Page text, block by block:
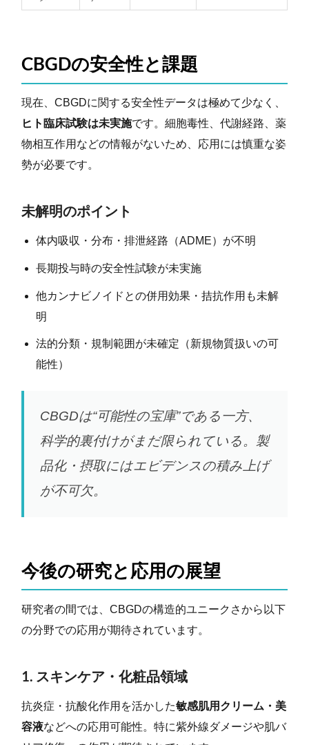
CBGDの安全性と課題
現在、CBGDに関する安全性データは極めて少なく、
ヒト臨床試験は未実施です。細胞毒性、代謝経路、薬
物相互作用などの情報がないため、応用には慎重な姿
勢が必要です。
未解明のポイント
体内吸収・分布・排泄経路（ADME）が不明
長期投与時の安全性試験が未実施
他カンナビノイドとの併用効果・拮抗作用も未解
明
法的分類・規制範囲が未確定（新規物質扱いの可
能性）
CBGDは“可能性の宝庫”である一方、
科学的裏付けがまだ限られている。製
品化・摂取にはエビデンスの積み上げ
が不可欠。
今後の研究と応用の展望
研究者の間では、CBGDの構造的ユニークさから以下
の分野での応用が期待されています。
1. スキンケア・化粧品領域
抗炎症・抗酸化作用を活かした敏感肌用クリーム・美
容液などへの応用可能性。特に紫外線ダメージや肌バ